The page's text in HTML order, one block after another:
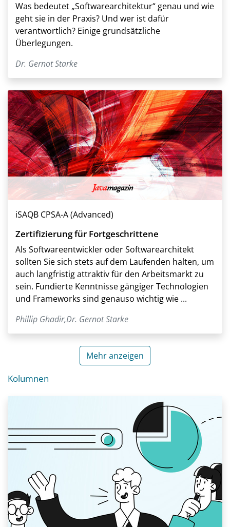
Was bedeutet „Softwarearchitektur“ genau und wie
geht sie in der Praxis? Und wer ist dafür
verantwortlich? Einige grundsätzliche
Überlegungen.
Dr. Gernot Starke
iSAQB CPSA-A (Advanced)
Zertifizierung für Fortgeschrittene
Als Softwareentwickler oder Softwarearchitekt
sollten Sie sich stets auf dem Laufenden halten, um
auch langfristig attraktiv für den Arbeitsmarkt zu
sein. Fundierte Kenntnisse gängiger Technologien
und Frameworks sind genauso wichtig wie ...
Phillip Ghadir,Dr. Gernot Starke
Mehr anzeigen
Kolumnen